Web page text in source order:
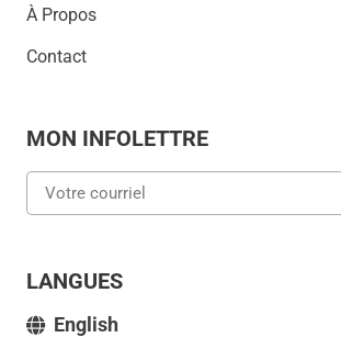
À Propos
Contact
MON INFOLETTRE
LANGUES
English